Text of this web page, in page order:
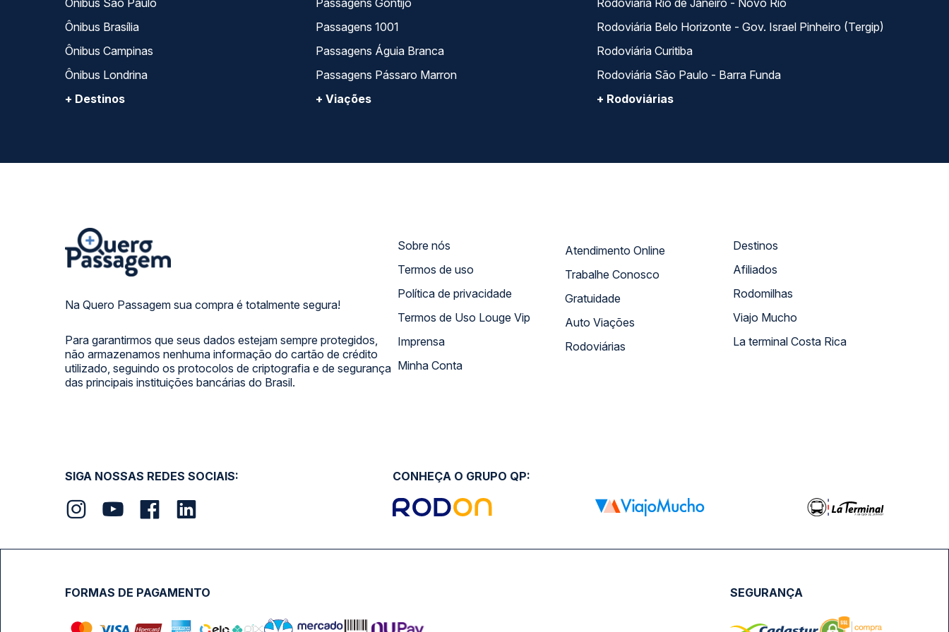
Ônibus São Paulo
Ônibus Brasília
Ônibus Campinas
Ônibus Londrina
+ Destinos
Passagens Gontijo
Passagens 1001
Passagens Águia Branca
Passagens Pássaro Marron
+ Viações
Rodoviária Rio de Janeiro - Novo Rio
Rodoviária Belo Horizonte - Gov. Israel Pinheiro (Tergip)
Rodoviária Curitiba
Rodoviária São Paulo - Barra Funda
+ Rodoviárias
Na Quero Passagem sua compra é totalmente segura!
Para garantirmos que seus dados estejam sempre protegidos,
não armazenamos nenhuma informação do cartão de crédito
utilizado, seguindo os protocolos de criptografia e de segurança
das principais instituições bancárias do Brasil.
Sobre nós
Termos de uso
Política de privacidade
Termos de Uso Louge Vip
Imprensa
Minha Conta
Atendimento Online
Trabalhe Conosco
Gratuidade
Auto Viações
Rodoviárias
Destinos
Afiliados
Rodomilhas
Viajo Mucho
La terminal Costa Rica
SIGA NOSSAS REDES SOCIAIS: CONHEÇA O GRUPO QP:
FORMAS DE PAGAMENTO SEGURANÇA